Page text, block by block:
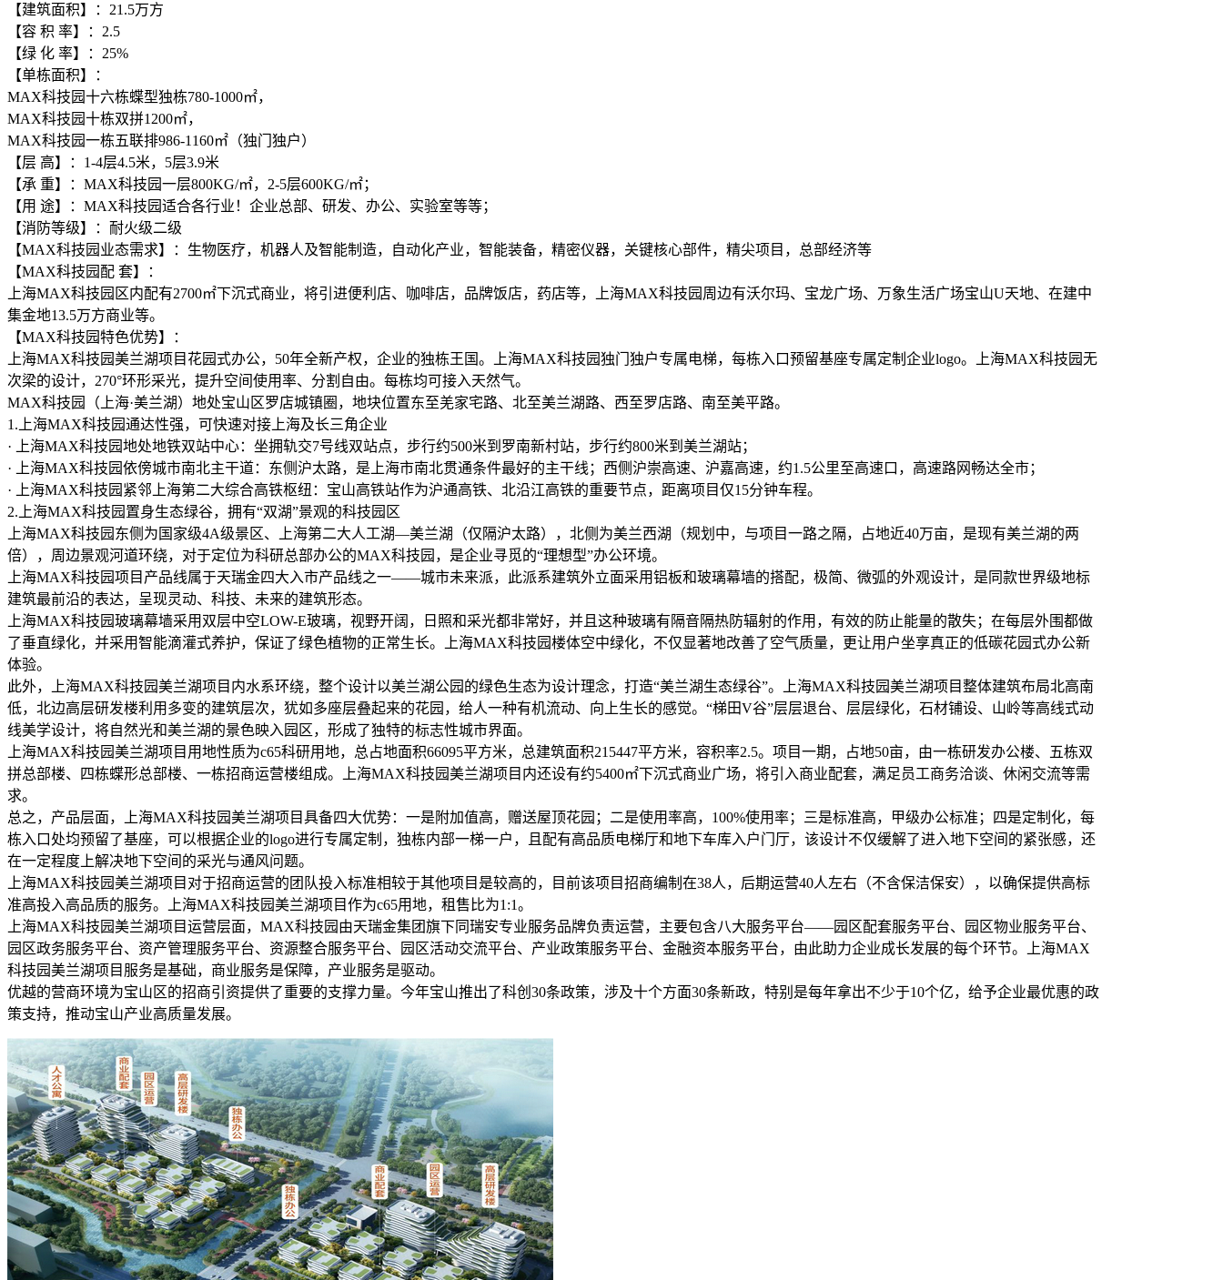
【建筑面积】：21.5万方
【容 积 率】：2.5
【绿 化 率】：25%
【单栋面积】：
MAX科技园十六栋蝶型独栋780-1000㎡，
MAX科技园十栋双拼1200㎡，
MAX科技园一栋五联排986-1160㎡（独门独户）
【层 高】：1-4层4.5米，5层3.9米
【承 重】：MAX科技园一层800KG/㎡，2-5层600KG/㎡；
【用 途】：MAX科技园适合各行业！企业总部、研发、办公、实验室等等；
【消防等级】：耐火级二级
【MAX科技园业态需求】：生物医疗，机器人及智能制造，自动化产业，智能装备，精密仪器，关键核心部件，精尖项目，总部经济等
【MAX科技园配 套】：
上海MAX科技园区内配有2700㎡下沉式商业，将引进便利店、咖啡店，品牌饭店，药店等，上海MAX科技园周边有沃尔玛、宝龙广场、万象生活广场宝山U天地、在建中
集金地13.5万方商业等。
【MAX科技园特色优势】：
上海MAX科技园美兰湖项目花园式办公，50年全新产权，企业的独栋王国。上海MAX科技园独门独户专属电梯，每栋入口预留基座专属定制企业logo。上海MAX科技园无
次梁的设计，270°环形采光，提升空间使用率、分割自由。每栋均可接入天然气。
MAX科技园（上海·美兰湖）地处宝山区罗店城镇圈，地块位置东至羌家宅路、北至美兰湖路、西至罗店路、南至美平路。
1.上海MAX科技园通达性强，可快速对接上海及长三角企业
· 上海MAX科技园地处地铁双站中心：坐拥轨交7号线双站点，步行约500米到罗南新村站，步行约800米到美兰湖站；
· 上海MAX科技园依傍城市南北主干道：东侧沪太路，是上海市南北贯通条件最好的主干线；西侧沪崇高速、沪嘉高速，约1.5公里至高速口，高速路网畅达全市；
· 上海MAX科技园紧邻上海第二大综合高铁枢纽：宝山高铁站作为沪通高铁、北沿江高铁的重要节点，距离项目仅15分钟车程。
2.上海MAX科技园置身生态绿谷，拥有“双湖”景观的科技园区
上海MAX科技园东侧为国家级4A级景区、上海第二大人工湖—美兰湖（仅隔沪太路），北侧为美兰西湖（规划中，与项目一路之隔，占地近40万亩，是现有美兰湖的两
倍），周边景观河道环绕，对于定位为科研总部办公的MAX科技园，是企业寻觅的“理想型”办公环境。
上海MAX科技园项目产品线属于天瑞金四大入市产品线之一——城市未来派，此派系建筑外立面采用铝板和玻璃幕墙的搭配，极简、微弧的外观设计，是同款世界级地标
建筑最前沿的表达，呈现灵动、科技、未来的建筑形态。
上海MAX科技园玻璃幕墙采用双层中空LOW-E玻璃，视野开阔，日照和采光都非常好，并且这种玻璃有隔音隔热防辐射的作用，有效的防止能量的散失；在每层外围都做
了垂直绿化，并采用智能滴灌式养护，保证了绿色植物的正常生长。上海MAX科技园楼体空中绿化，不仅显著地改善了空气质量，更让用户坐享真正的低碳花园式办公新
体验。
此外，上海MAX科技园美兰湖项目内水系环绕，整个设计以美兰湖公园的绿色生态为设计理念，打造“美兰湖生态绿谷”。上海MAX科技园美兰湖项目整体建筑布局北高南
低，北边高层研发楼利用多变的建筑层次，犹如多座层叠起来的花园，给人一种有机流动、向上生长的感觉。“梯田V谷”层层退台、层层绿化，石材铺设、山岭等高线式动
线美学设计，将自然光和美兰湖的景色映入园区，形成了独特的标志性城市界面。
上海MAX科技园美兰湖项目用地性质为c65科研用地，总占地面积66095平方米，总建筑面积215447平方米，容积率2.5。项目一期，占地50亩，由一栋研发办公楼、五栋双
拼总部楼、四栋蝶形总部楼、一栋招商运营楼组成。上海MAX科技园美兰湖项目内还设有约5400㎡下沉式商业广场，将引入商业配套，满足员工商务洽谈、休闲交流等需
求。
总之，产品层面，上海MAX科技园美兰湖项目具备四大优势：一是附加值高，赠送屋顶花园；二是使用率高，100%使用率；三是标准高，甲级办公标准；四是定制化，每
栋入口处均预留了基座，可以根据企业的logo进行专属定制，独栋内部一梯一户，且配有高品质电梯厅和地下车库入户门厅，该设计不仅缓解了进入地下空间的紧张感，还
在一定程度上解决地下空间的采光与通风问题。
上海MAX科技园美兰湖项目对于招商运营的团队投入标准相较于其他项目是较高的，目前该项目招商编制在38人，后期运营40人左右（不含保洁保安），以确保提供高标
准高投入高品质的服务。上海MAX科技园美兰湖项目作为c65用地，租售比为1:1。
上海MAX科技园美兰湖项目运营层面，MAX科技园由天瑞金集团旗下同瑞安专业服务品牌负责运营，主要包含八大服务平台——园区配套服务平台、园区物业服务平台、
园区政务服务平台、资产管理服务平台、资源整合服务平台、园区活动交流平台、产业政策服务平台、金融资本服务平台，由此助力企业成长发展的每个环节。上海MAX
科技园美兰湖项目服务是基础，商业服务是保障，产业服务是驱动。
优越的营商环境为宝山区的招商引资提供了重要的支撑力量。今年宝山推出了科创30条政策，涉及十个方面30条新政，特别是每年拿出不少于10个亿，给予企业最优惠的政
策支持，推动宝山产业高质量发展。